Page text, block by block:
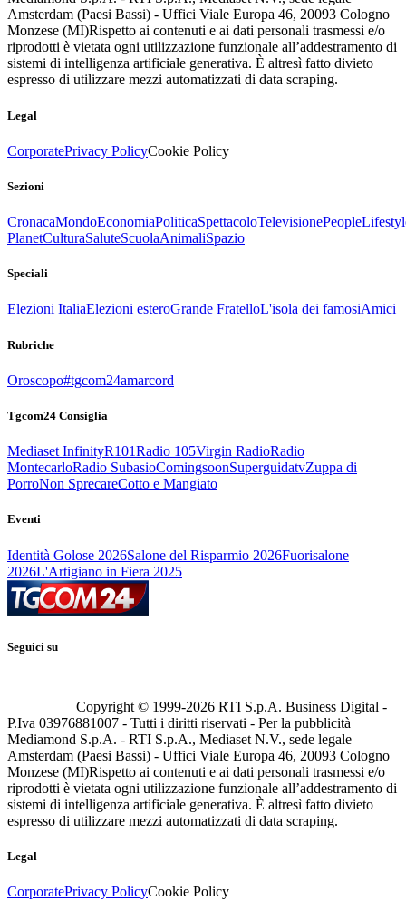
Amsterdam (Paesi Bassi) - Uffici Viale Europa 46, 20093 Cologno
Monzese (MI)Rispetto ai contenuti e ai dati personali trasmessi e/o
riprodotti è vietata ogni utilizzazione funzionale all’addestramento di
sistemi di intelligenza artificiale generativa. È altresì fatto divieto
espresso di utilizzare mezzi automatizzati di data scraping.
Legal
CorporatePrivacy PolicyCookie Policy
Sezioni
CronacaMondoEconomiaPoliticaSpettacoloTelevisionePeople
PlanetCulturaSaluteScuolaAnimaliSpazio
Speciali
Elezioni ItaliaElezioni esteroGrande FratelloL'isola dei famosiAmici
Rubriche
Oroscopo#tgcom24amarcord
Tgcom24 Consiglia
Mediaset InfinityR101Radio 105Virgin RadioRadio
MontecarloRadio SubasioComingsoonSuperguidatvZuppa di
PorroNon SprecareCotto e Mangiato
Eventi
Identità Golose 2026Salone del Risparmio 2026Fuorisalone
2026L'Artigiano in Fiera 2025
Seguici su
Copyright © 1999-2026 RTI S.p.A. Business Digital -
P.Iva 03976881007 - Tutti i diritti riservati - Per la pubblicità
Mediamond S.p.A. - RTI S.p.A., Mediaset N.V., sede legale
Amsterdam (Paesi Bassi) - Uffici Viale Europa 46, 20093 Cologno
Monzese (MI)Rispetto ai contenuti e ai dati personali trasmessi e/o
riprodotti è vietata ogni utilizzazione funzionale all’addestramento di
sistemi di intelligenza artificiale generativa. È altresì fatto divieto
espresso di utilizzare mezzi automatizzati di data scraping.
Legal
CorporatePrivacy PolicyCookie Policy